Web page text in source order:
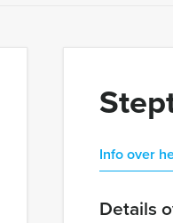
Info over
Details